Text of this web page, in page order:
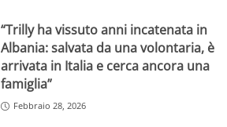
“Trilly ha vissuto anni incatenata in
Albania: salvata da una volontaria, è
arrivata in Italia e cerca ancora una
famiglia”
Febbraio 28, 2026